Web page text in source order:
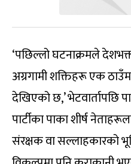
‘पछिल्लो घटनाक्रमले
अग्रगामी शक्तिहरू एक
देखिएको छ,’ भेटवार्तापछि
पार्टीका पाका शीर्ष
संरक्षक वा सल्लाहकारको